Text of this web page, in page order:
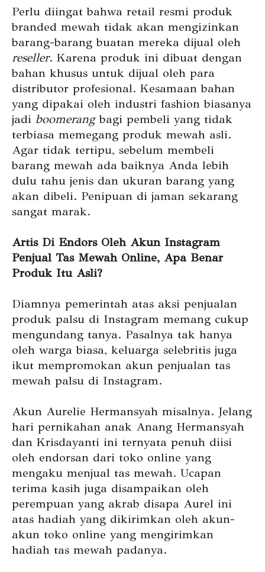
Perlu diingat bahwa retail resmi produk
branded mewah tidak akan mengizinkan
barang-barang buatan mereka dijual oleh
reseller. Karena produk ini dibuat dengan
bahan khusus untuk dijual oleh para
distributor profesional. Kesamaan bahan
yang dipakai oleh industri fashion biasanya
jadi boomerangbagi pembeli yang tidak
terbiasa memegang produk mewah asli.
Agar tidak tertipu, sebelum membeli
barang mewah ada baiknya Anda lebih
dulu tahu jenis dan ukuran barang yang
akan dibeli. Penipuan di jaman sekarang
sangat marak.
Artis Di Endors Oleh Akun Instagram
Penjual Tas Mewah Online, Apa Benar
Produk Itu Asli?
Diamnya pemerintah atas aksi penjualan
produk palsu di Instagram memang cukup
mengundang tanya. Pasalnya tak hanya
oleh warga biasa, keluarga selebritis juga
ikut mempromokan akun penjualan tas
mewah palsu di Instagram.
Akun Aurelie Hermansyah misalnya. Jelang
hari pernikahan anak Anang Hermansyah
dan Krisdayanti ini ternyata penuh diisi
oleh endorsan dari toko online yang
mengaku menjual tas mewah. Ucapan
terima kasih juga disampaikan oleh
perempuan yang akrab disapa Aurel ini
atas hadiah yang dikirimkan oleh akun-
akun toko online yang mengirimkan
hadiah tas mewah padanya.